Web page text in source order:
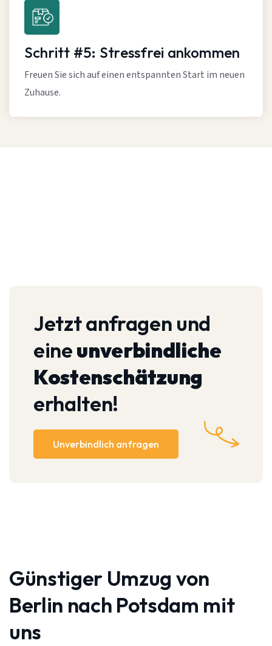
Schritt #5: Stressfrei ankommen
Freuen Sie sich auf einen entspannten Start im neuen
Zuhause.
Jetzt anfragen und
eineunverbindliche
Kostenschätzung
erhalten!
Unverbindlich anfragen
Günstiger Umzug von
Berlin nach Potsdam mit
uns